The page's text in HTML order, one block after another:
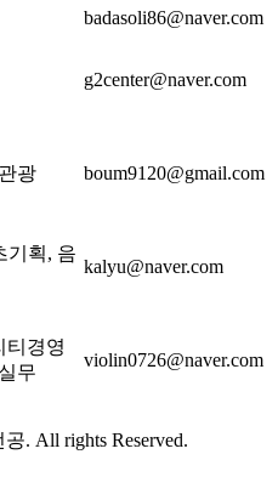
badasoli86@naver.com
g2center@naver.com
광 boum9120@gmail.com
기획, 음
kalyu@naver.com
티경영
무
violin0726@naver.com
. All rights Reserved.